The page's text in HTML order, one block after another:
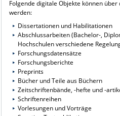
Folgende digitale Objekte können
werden:
Dissertationen und Habilitationen
Abschlussarbeiten (Bachelor-,
Hochschulen verschiedene
Forschungsdatensätze
Forschungsberichte
Preprints
Bücher und Teile aus Büchern
Zeitschriftenbände, -hefte und -
Schriftenreihen
Vorlesungen und Vorträge